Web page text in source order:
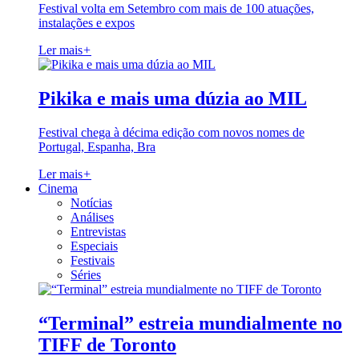
Festival volta em Setembro com mais de 100 atuações,
instalações e expos
Ler mais+
Pikika e mais uma dúzia ao MIL
Festival chega à décima edição com novos nomes de
Portugal, Espanha, Bra
Ler mais+
Cinema
Notícias
Análises
Entrevistas
Especiais
Festivais
Séries
“Terminal” estreia mundialmente no
TIFF de Toronto